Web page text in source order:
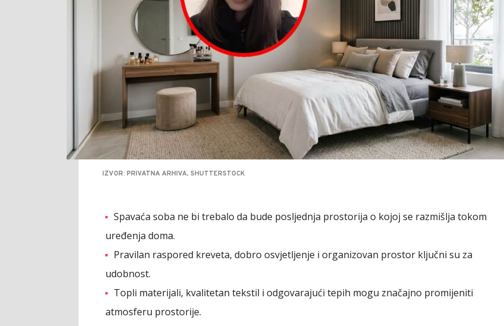
IZVOR: PRIVATNA ARHIVA, SHUTTERSTOCK
Spavaća soba ne bi trebalo da bude posljednja prostorija o kojoj se razmišlja tokom
uređenja doma.
Pravilan raspored kreveta, dobro osvjetljenje i organizovan prostor ključni su za
udobnost.
Topli materijali, kvalitetan tekstil i odgovarajući tepih mogu značajno promijeniti
atmosferu prostorije.